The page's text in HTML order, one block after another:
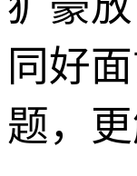
同好
题，